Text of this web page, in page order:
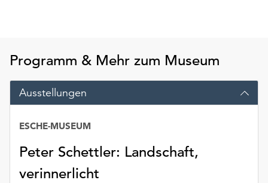
Verfügung.
Cookies
werden
ohne
Ihr
Einverständnis
weiterhin
Programm & Mehr zum Museum
Ausstellungen
Peter Schettler: Landschaft,
verinnerlicht
ESCHE-MUSEUM